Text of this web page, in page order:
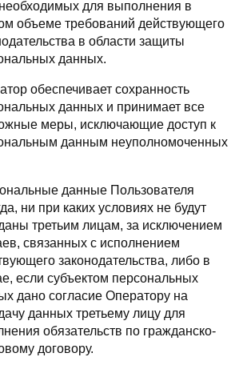
для выполнения в
объеме требований действующего
в области защиты
данных.
обеспечивает сохранность
данных и принимает все
меры, исключающие доступ к
данным неуполномоченных
данные Пользователя
ни при каких условиях не будут
третьим лицам, за исключением
связанных с исполнением
законодательства, либо в
если субъектом персональных
дано согласие Оператору на
данных третьему лицу для
обязательств по гражданско-
договору.